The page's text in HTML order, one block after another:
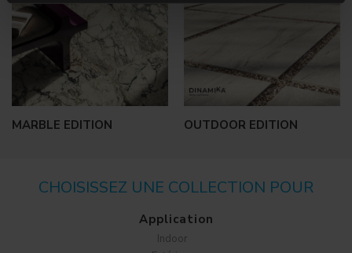
MARBLE EDITION OUTDOOR EDITION
CHOISISSEZ UNE COLLECTION POUR
Application
Indoor